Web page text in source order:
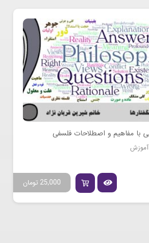
با مفاهیم و اصطلاحات فلسفی
آموزش
تومان 25,000